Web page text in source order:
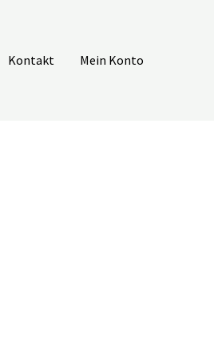
Kontakt Mein Konto